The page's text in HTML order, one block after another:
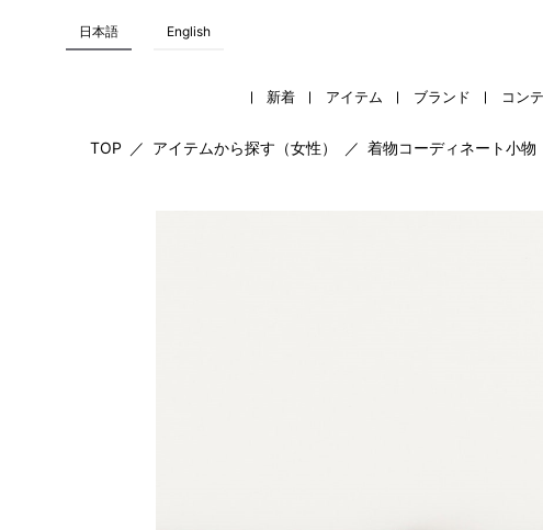
日本語 English
新着 アイテム ブランド コン
TOP ／ アイテムから探す（女性） ／ 着物コーディネート小物